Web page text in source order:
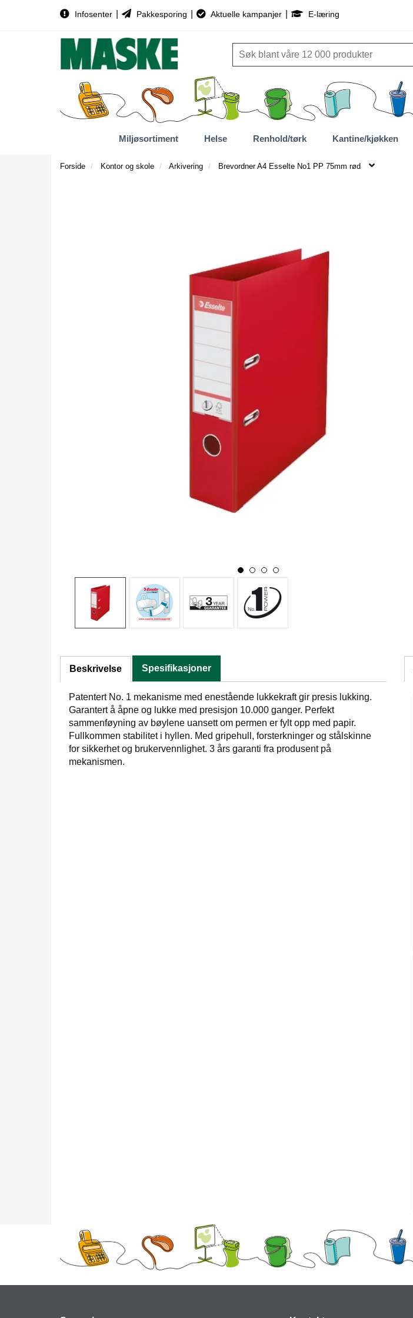
Infosenter Pakkesporing Aktuelle kampanjer E-læring
Miljøsortiment Helse Renhold/tørk Kantine/kjøkken
Forside Kontor og skole Arkivering Brevordner A4 Esselte No1 PP 75mm rød
Beskrivelse Spesifikasjoner
Patentert No. 1 mekanisme med enestående lukkekraft gir presis lukking.
Garantert å åpne og lukke med presisjon 10.000 ganger. Perfekt
sammenføyning av bøylene uansett om permen er fylt opp med papir.
Fullkommen stabilitet i hyllen. Med gripehull, forsterkninger og stålskinne
for sikkerhet og brukervennlighet. 3 års garanti fra produsent på
mekanismen.